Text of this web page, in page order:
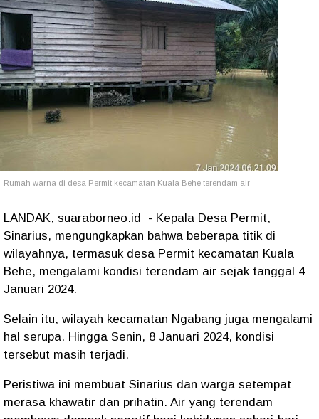
Rumah warna di desa Permit kecamatan Kuala Behe terendam air
LANDAK, suaraborneo.id - Kepala Desa Permit,
Sinarius, mengungkapkan bahwa beberapa titik di
wilayahnya, termasuk desa Permit kecamatan Kuala
Behe, mengalami kondisi terendam air sejak tanggal 4
Januari 2024.
Selain itu, wilayah kecamatan Ngabang juga mengalami
hal serupa. Hingga Senin, 8 Januari 2024, kondisi
tersebut masih terjadi.
Peristiwa ini membuat Sinarius dan warga setempat
merasa khawatir dan prihatin. Air yang terendam